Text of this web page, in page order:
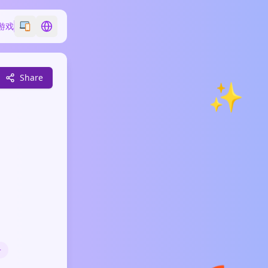
戏 Switch emoji style
Switch language
✨
Share